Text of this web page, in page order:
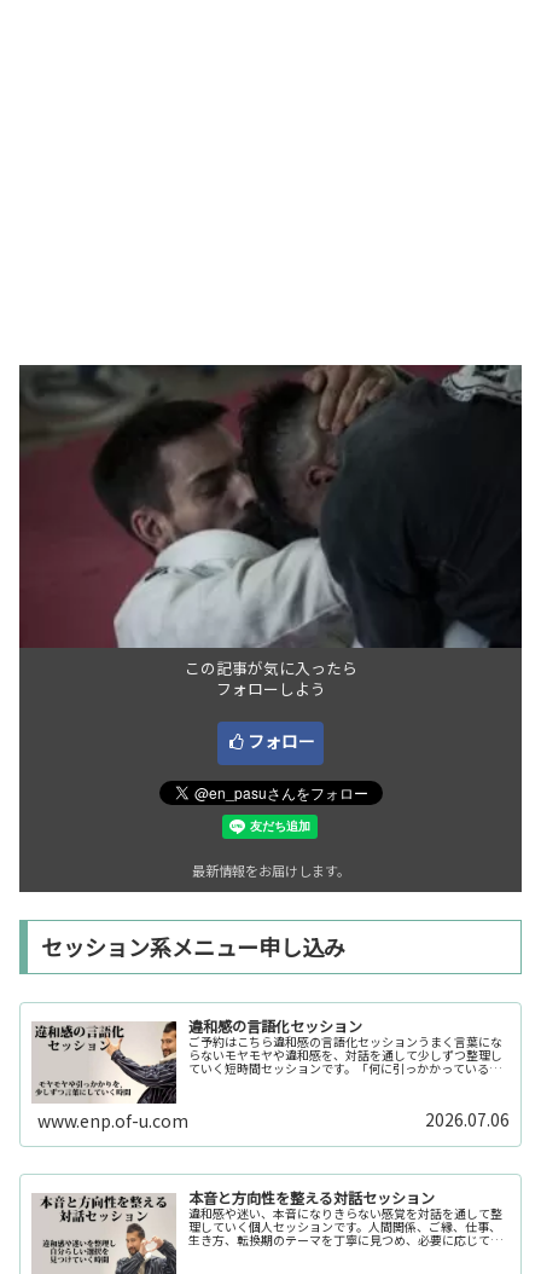
この記事が気に入ったら
フォローしよう
フォロー
最新情報をお届けします。
セッション系メニュー申し込み
違和感の言語化セッション
ご予約はこちら違和感の言語化セッションうまく言葉にな
らないモヤモヤや違和感を、対話を通して少しずつ整理し
ていく短時間セッションです。「何に引っかかっているの
www.enp.of-u.com 2026.07.06
本音と方向性を整える対話セッション
違和感や迷い、本音になりきらない感覚を対話を通して整
理していく個人セッションです。人間関係、ご縁、仕事、
生き方、転換期のテーマを丁寧に見つめ、必要に応じてカ